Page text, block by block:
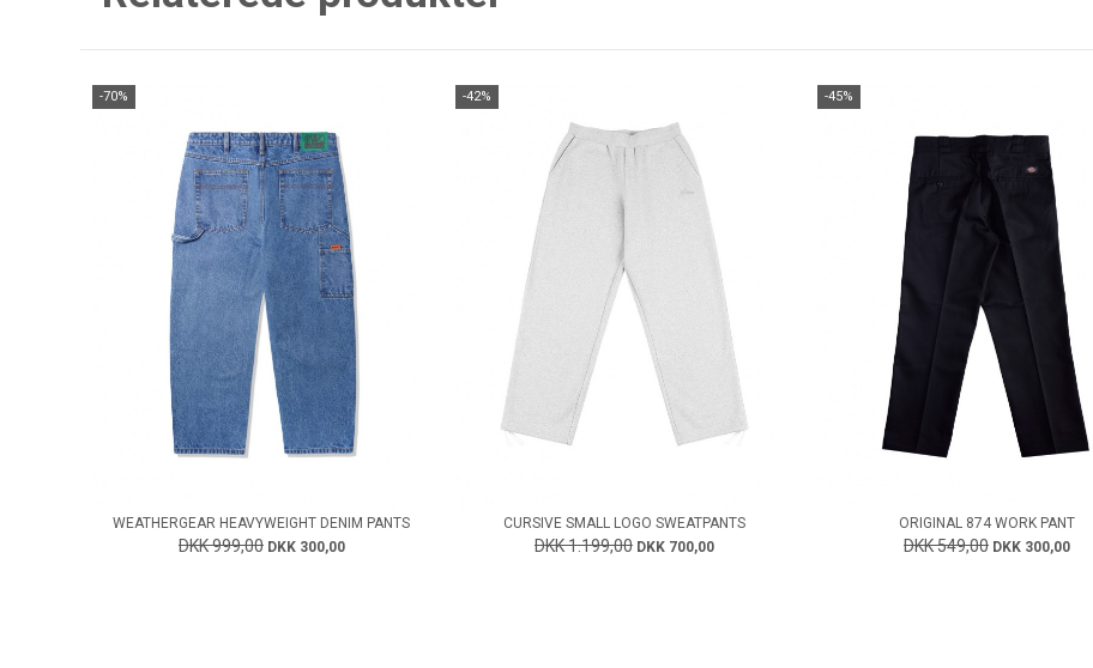
-70%
WEATHERGEAR HEAVYWEIGHT DENIM PANTS
DKK 999,00 DKK 300,00
-42%
CURSIVE SMALL LOGO SWEATPANTS
DKK 1.199,00 DKK 700,00
-45%
ORIGINAL 874 WORK PANT
DKK 549,00 DKK 300,00